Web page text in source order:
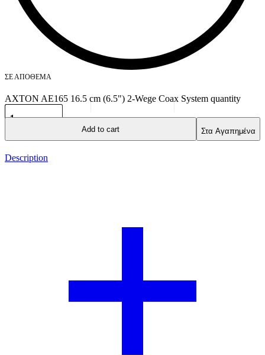
ΣΕ ΑΠΌΘΕΜΑ
AXTON AE165 16.5 cm (6.5") 2-Wege Coax System quantity
Add to cart Στα Αγαπημένα
Description